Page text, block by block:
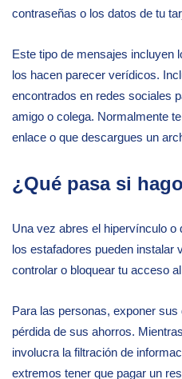
contraseñas o los datos de tu
Este tipo de mensajes incluyen
los hacen parecer verídicos.
encontrados en redes sociales
amigo o colega. Normalmente
enlace o que descargues un
¿Qué pasa si
Una vez abres el hipervínculo o
los estafadores pueden instalar
controlar o bloquear tu acceso
Para las personas, exponer
pérdida de sus ahorros.
involucra la filtración de
extremos tener que pagar un